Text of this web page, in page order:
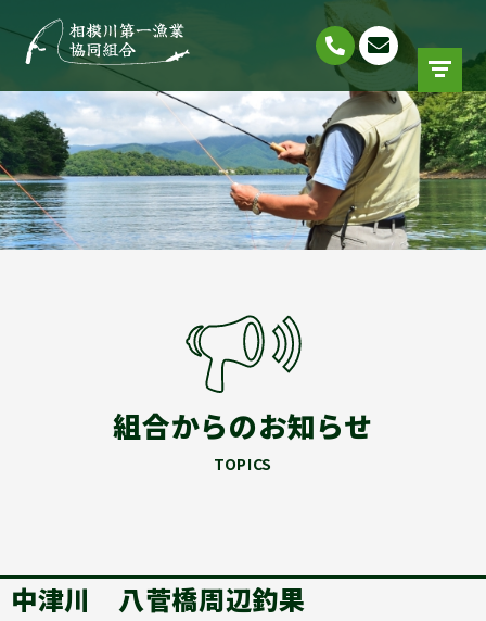
組合からのお知らせ
TOPICS
中津川 八菅橋周辺釣果